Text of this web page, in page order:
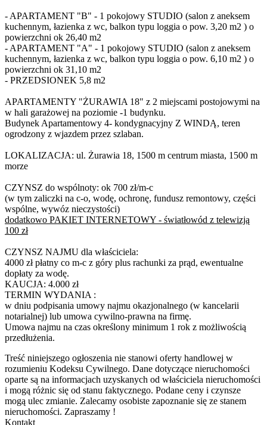
- APARTAMENT "B" - 1 pokojowy STUDIO (salon z aneksem
kuchennym, łazienka z wc, balkon typu loggia o pow. 3,20 m2 ) o
powierzchni ok 26,40 m2
- APARTAMENT "A" - 1 pokojowy STUDIO (salon z aneksem
kuchennym, łazienka z wc, balkon typu loggia o pow. 6,10 m2 ) o
powierzchni ok 31,10 m2
- PRZEDSIONEK 5,8 m2
APARTAMENTY "ŻURAWIA 18" z 2 miejscami postojowymi na
w hali garażowej na poziomie -1 budynku.
Budynek Apartamentowy 4- kondygnacyjny Z WINDĄ, teren
ogrodzony z wjazdem przez szlaban.
LOKALIZACJA: ul. Żurawia 18, 1500 m centrum miasta, 1500 m
morze
CZYNSZ do wspólnoty: ok 700 zł/m-c
(w tym zaliczki na c-o, wodę, ochronę, fundusz remontowy, części
wspólne, wywóz nieczystości)
dodatkowo PAKIET INTERNETOWY - światłowód z telewizją
100 zł
CZYNSZ NAJMU dla właściciela:
4000 zł płatny co m-c z góry plus rachunki za prąd, ewentualne
dopłaty za wodę.
KAUCJA: 4.000 zł
TERMIN WYDANIA :
w dniu podpisania umowy najmu okazjonalnego (w kancelarii
notarialnej) lub umowa cywilno-prawna na firmę.
Umowa najmu na czas określony minimum 1 rok z możliwością
przedłużenia.
Treść niniejszego ogłoszenia nie stanowi oferty handlowej w
rozumieniu Kodeksu Cywilnego. Dane dotyczące nieruchomości
oparte są na informacjach uzyskanych od właściciela nieruchomości
i mogą różnic się od stanu faktycznego. Podane ceny i czynsze
mogą ulec zmianie. Zalecamy osobiste zapoznanie się ze stanem
nieruchomości. Zapraszamy !
Kontakt